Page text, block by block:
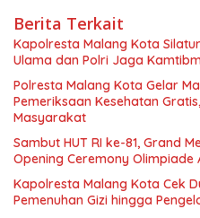
Berita Terkait
Kapolresta Malang Kota
Ulama dan Polri Jaga
Polresta Malang Kota Gelar
Pemeriksaan Kesehatan
Masyarakat
Sambut HUT RI ke-81, Grand
Opening Ceremony Olimpiade
Kapolresta Malang Kota Cek
Pemenuhan Gizi hingga